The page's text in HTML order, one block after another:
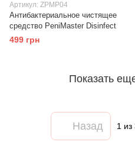
Артикул: ZPMP04
Антибактериальное чистящее
средство PeniMaster Disinfect
499 грн
Показать
Назад 1 из